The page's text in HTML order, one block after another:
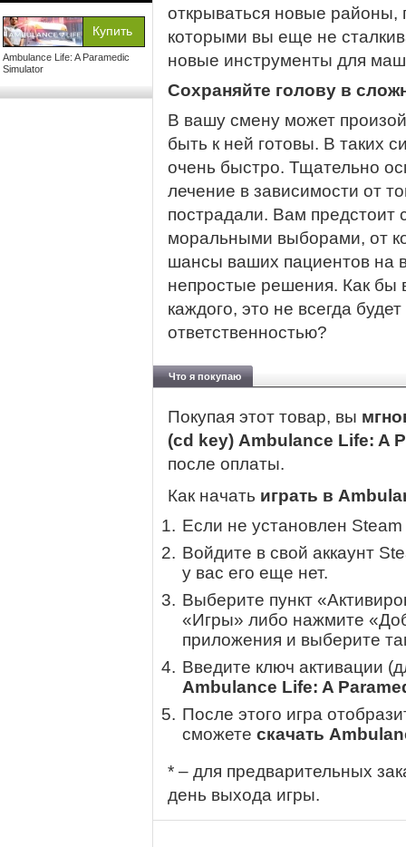
Ambulance Life: A Paramedic
Simulator
открываться новые районы,
которыми вы еще не
новые инструменты для
Сохраняйте голову в
В вашу смену может
быть к ней готовы. В таких
очень быстро. Тщательно
лечение в зависимости от
пострадали. Вам предстоит
моральными выборами, от
шансы ваших пациентов на
непростые решения. Как бы
каждого, это не всегда
ответственностью?
Что я покупаю
Покупая этот товар, вы
(cd key) Ambulance Life: A
после оплаты.
Как начать играть в
Если не установлен
Войдите в свой аккаунт
у вас его еще нет.
Выберите пункт
«Игры» либо нажмите
приложения и выберите
Введите ключ активации
Ambulance Life: A
После этого игра
сможете скачать
* – для предварительных
день выхода игры.